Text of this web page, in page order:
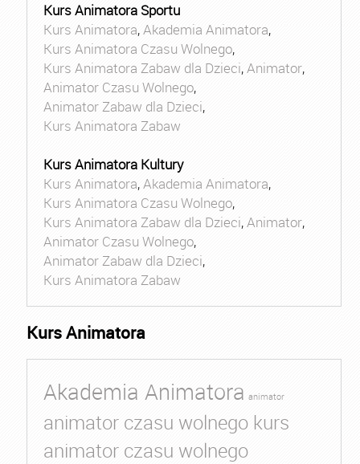
Kurs Animatora Sportu
Kurs Animatora,Akademia Animatora,
Kurs Animatora Czasu Wolnego,
Kurs Animatora Zabaw dla Dzieci,Animator,
Animator Czasu Wolnego,
Animator Zabaw dla Dzieci,
Kurs Animatora Zabaw
Kurs Animatora Kultury
Kurs Animatora,Akademia Animatora,
Kurs Animatora Czasu Wolnego,
Kurs Animatora Zabaw dla Dzieci,Animator,
Animator Czasu Wolnego,
Animator Zabaw dla Dzieci,
Kurs Animatora Zabaw
Kurs Animatora
Akademia Animatora animator
animator czasu wolnego kurs
animator czasu wolnego